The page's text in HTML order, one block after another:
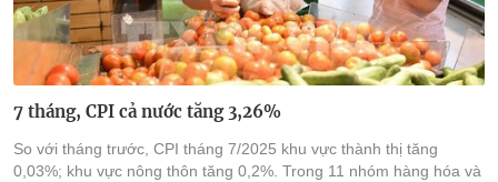
7 tháng, CPI cả nước tăng 3,26%
So với tháng trước, CPI tháng 7/2025 khu vực thành thị tăng
0,03%; khu vực nông thôn tăng 0,2%. Trong 11 nhóm hàng hóa và